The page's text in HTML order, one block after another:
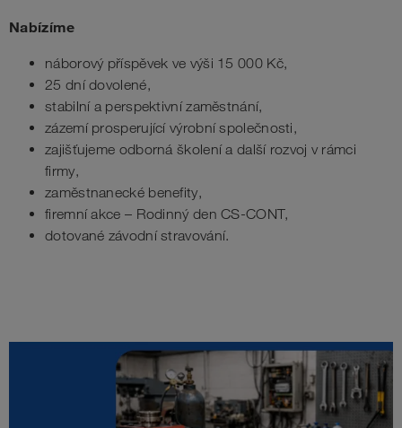
Nabízíme
náborový příspěvek ve výši 15 000 Kč,
25 dní dovolené,
stabilní a perspektivní zaměstnání,
zázemí prosperující výrobní společnosti,
zajišťujeme odborná školení a další rozvoj v rámci
firmy,
zaměstnanecké benefity,
firemní akce – Rodinný den CS-CONT,
dotované závodní stravování.